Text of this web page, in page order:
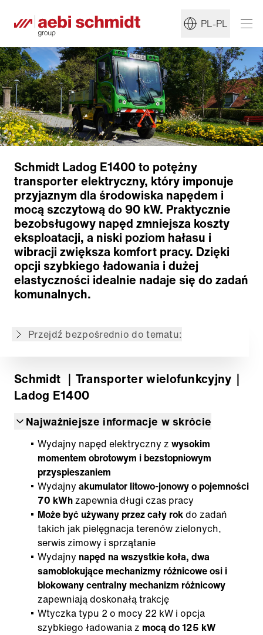
PL-PL
Schmidt Ladog E1400 to potężny
transporter elektryczny, który imponuje
przyjaznym dla środowiska napędem i
mocą szczytową do 90 kW. Praktycznie
bezobsługowy napęd zmniejsza koszty
eksploatacji, a niski poziom hałasu i
wibracji zwiększa komfort pracy. Dzięki
opcji szybkiego ładowania i dużej
elastyczności idealnie nadaje się do zadań
komunalnych.
Przejdź bezpośrednio do tematu:
Napęd elektryczny
Napęd urządzenia
Rama
Miejsce pracy
Zastosowania
Powrót do przeglądu
Niniejszy zawartość został przetłumaczony
Schmidt ｜Transporter wielofunkcyjny ｜
Ladog E1400
Najważniejsze informacje w skrócie
Wydajny napęd elektryczny z wysokim
momentem obrotowym i bezstopniowym
przyspieszaniem
Wydajny akumulator litowo-jonowy o pojemności
70 kWhzapewnia długi czas pracy
Może być używany przez cały rokdo zadań
takich jak pielęgnacja terenów zielonych,
serwis zimowy i sprzątanie
Wydajny napęd na wszystkie koła, dwa
samoblokujące mechanizmy różnicowe osi i
blokowany centralny mechanizm różnicowy
zapewniają doskonałą trakcję
Wtyczka typu 2 o mocy 22 kW i opcja
szybkiego ładowania z mocą do 125 kW